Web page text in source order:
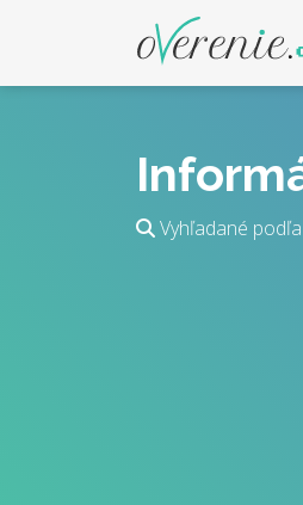
Vyhľadané podľa